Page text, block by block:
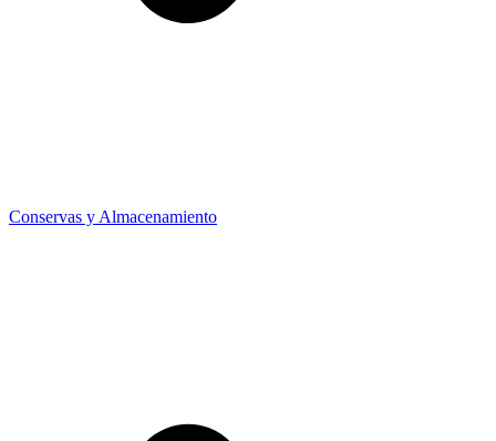
Conservas y Almacenamiento